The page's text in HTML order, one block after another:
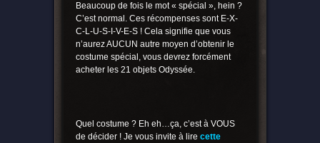
Beaucoup de fois le mot « spécial », hein ?
C’est normal. Ces récompenses sont E-X-
C-L-U-S-I-V-E-S ! Cela signifie que vous
n’aurez AUCUN autre moyen d’obtenir le
costume spécial, vous devrez forcément
acheter les 21 objets Odyssée.
Quel costume ? Eh eh…ça, c’est à VOUS
de décider ! Je vous invite à lire cette